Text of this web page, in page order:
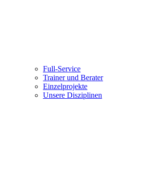
Full-Service
Trainer und Berater
Einzelprojekte
Unsere Disziplinen